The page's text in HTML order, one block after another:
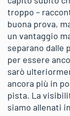
troppo –
buona prova,
un vantaggio
separano dalle
per essere
sarò
ancora più in
pista. La
siamo allenati